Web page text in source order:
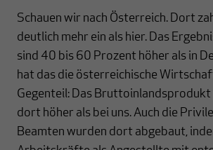
Schauen wir nach Österreich. Dort
deutlich mehr ein als hier. Das
sind 40 bis 60 Prozent höher als in
hat das die österreichische
Gegenteil: Das
dort höher als bei uns. Auch die
Beamten wurden dort abgebaut,